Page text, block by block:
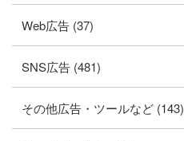
Web広告 (37)
SNS広告 (481)
その他広告・ツールなど (143)